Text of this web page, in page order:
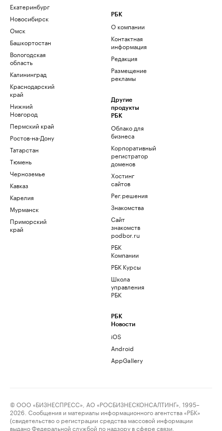
Екатеринбург
Новосибирск
Омск
Башкортостан
Вологодская
область
Калининград
Краснодарский
край
Нижний
Новгород
Пермский край
Ростов-на-Дону
Татарстан
Тюмень
Черноземье
Кавказ
Карелия
Мурманск
Приморский
край
РБК
О компании
Контактная
информация
Редакция
Размещение
рекламы
Другие
продукты
РБК
Облако для
бизнеса
Корпоративный
регистратор
доменов
Хостинг
сайтов
Рег.решения
Знакомства
Сайт
знакомств
podbor.ru
РБК
Компании
РБК Курсы
Школа
управления
РБК
РБК
Новости
iOS
Android
AppGallery
© ООО «БИЗНЕСПРЕСС», АО «РОСБИЗНЕСКОНСАЛТИНГ», 1995–
2026. Сообщения и материалы информационного агентства «РБК»
(свидетельство о регистрации средства массовой информации
выдано Федеральной службой по надзору в сфере связи,